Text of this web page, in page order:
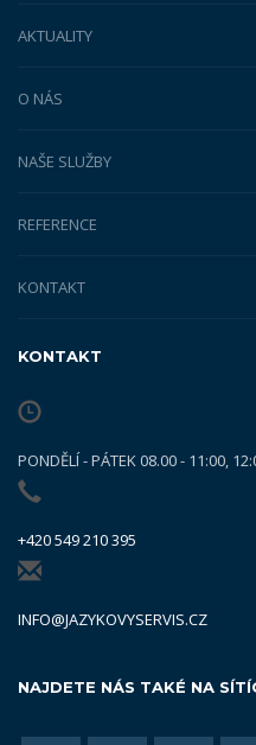
AKTUALITY
O NÁS
NAŠE SLUŽBY
REFERENCE
KONTAKT
KONTAKT
PONDĚLÍ - PÁTEK 08.00 - 11:00,
+420 549 210 395
INFO@JAZYKOVYSERVIS.CZ
NAJDETE NÁS TAKÉ NA